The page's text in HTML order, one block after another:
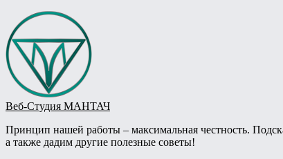
Веб-Студия МАНТАЧ
Принцип нашей работы – максимальная честность.
а также дадим другие полезные советы!